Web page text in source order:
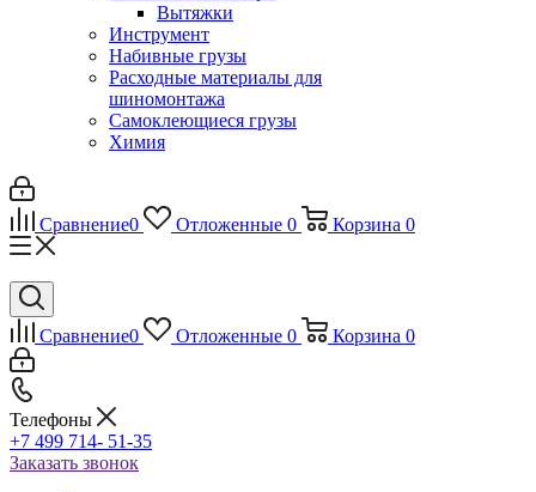
Вытяжки
Инструмент
Набивные грузы
Расходные материалы для
шиномонтажа
Самоклеющиеся грузы
Химия
Сравнение0 Отложенные 0 Корзина 0
Сравнение0 Отложенные 0 Корзина 0
Телефоны
+7 499 714- 51-35
Заказать звонок